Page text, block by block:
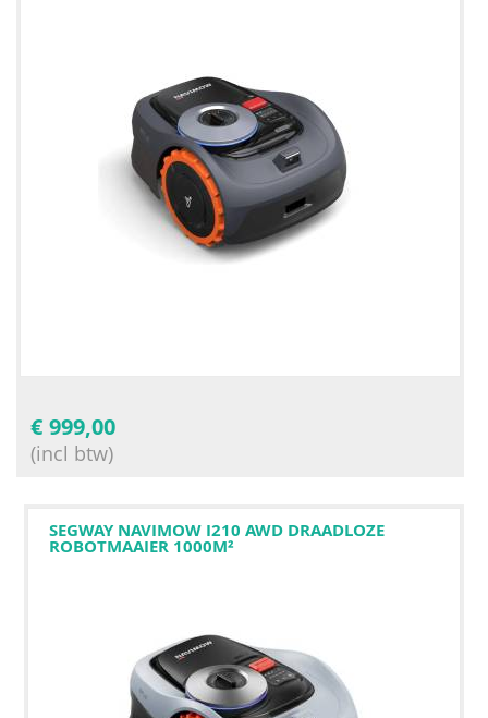
€ 999,00
(incl btw)
SEGWAY NAVIMOW I210 AWD DRAADLOZE
ROBOTMAAIER 1000M²